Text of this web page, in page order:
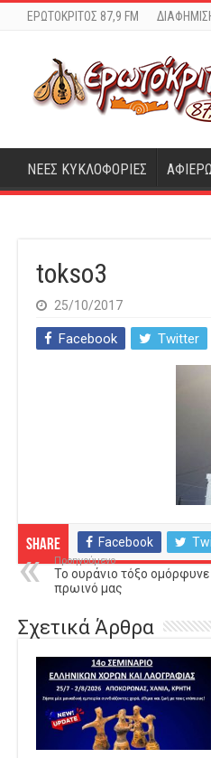
ΕΡΩΤΟΚΡΙΤΟΣ 87,9 FM
ΝΕΕΣ ΚΥΚΛΟΦΟΡΙΕΣ
tokso3
25/10/2017
Facebook Twitter
Share Facebook
Προηγούμενο
Το ουράνιο τόξο ομόρφυνε
πρωινό μας
Σχετικά Άρθρα